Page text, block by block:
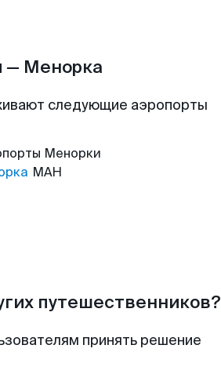
— Менорка
следующие аэропорты
Менорки
MAH
путешественников?
принять решение